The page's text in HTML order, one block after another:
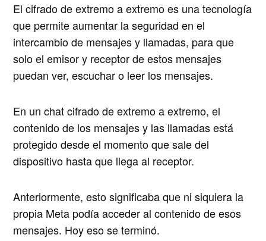
El cifrado de extremo a extremo es una tecnología
que permite aumentar la seguridad en el
intercambio de mensajes y llamadas, para que
solo el emisor y receptor de estos mensajes
puedan ver, escuchar o leer los mensajes.
En un chat cifrado de extremo a extremo, el
contenido de los mensajes y las llamadas está
protegido desde el momento que sale del
dispositivo hasta que llega al receptor.
Anteriormente, esto significaba que ni siquiera la
propia Meta podía acceder al contenido de esos
mensajes. Hoy eso se terminó.